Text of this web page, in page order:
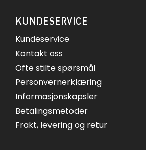
KUNDESERVICE
Kundeservice
Kontakt oss
Ofte stilte spørsmål
Personvernerklæring
Informasjonskapsler
Betalingsmetoder
Frakt, levering og retur